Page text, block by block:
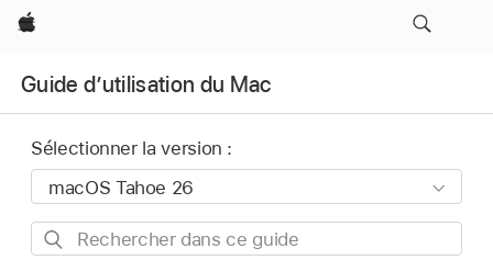
Apple
Guide d’utilisation du Mac
Sélectionner la version :
Rechercher